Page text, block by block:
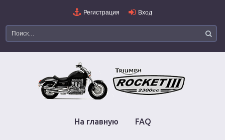
Регистрация Вход
На главную FAQ